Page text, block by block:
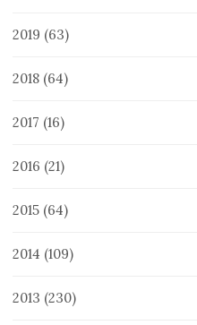
2019 (63)
2018 (64)
2017 (16)
2016 (21)
2015 (64)
2014 (109)
2013 (230)